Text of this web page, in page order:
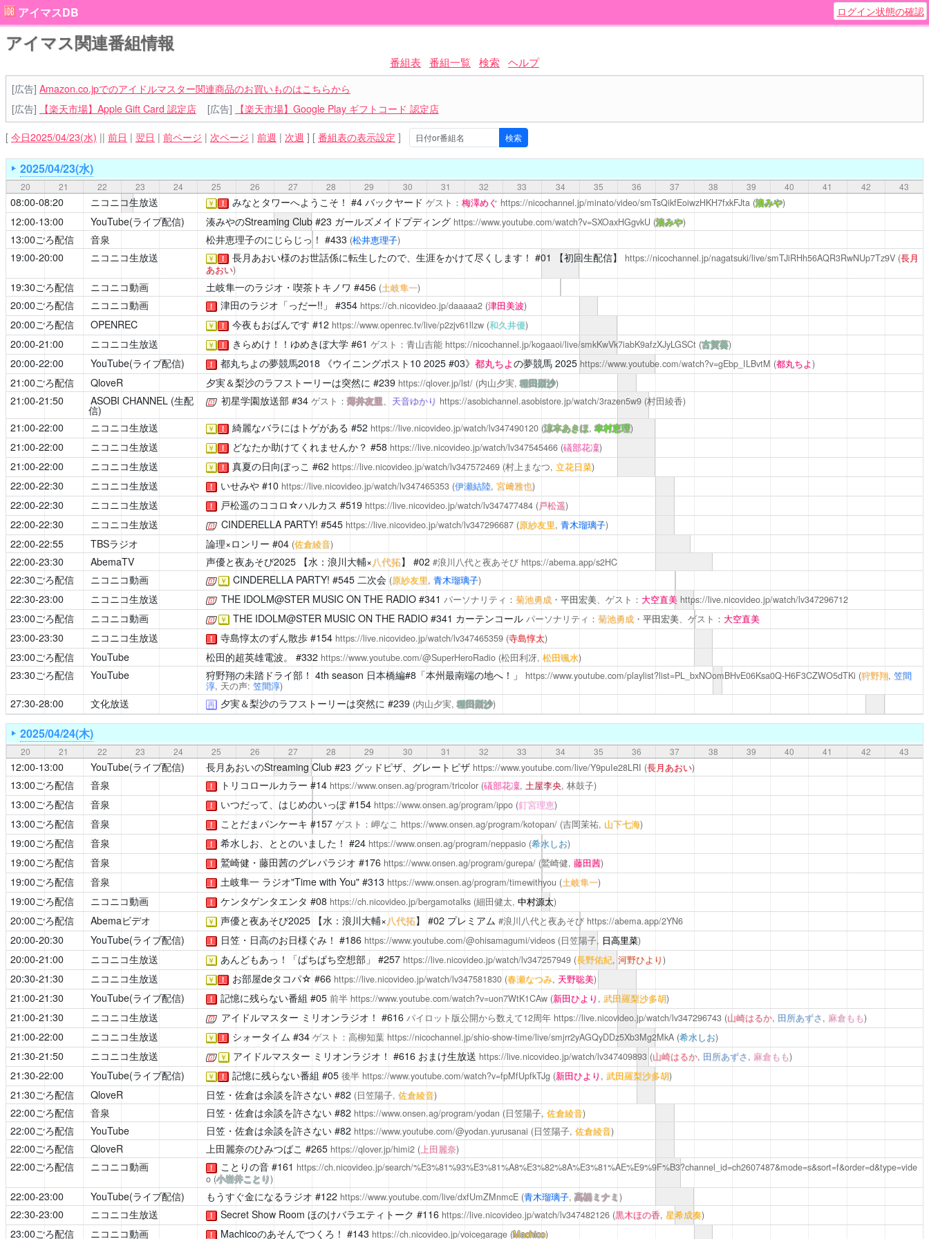
アイマスDB ログイン状態の確認
アイマス関連番組情報
番組表 番組一覧 検索 ヘルプ
[広告] Amazon.co.jpでのアイドルマスター関連商品のお買いものはこちらから
[広告]
【楽天市場】Apple Gift Card 認定店 [広告] 【楽天市場】Google Play ギフトコード 認定店
[ 今日2025/04/23(水) || 前日 | 翌日 | 前ページ | 次ページ | 前週 | 次週 ] [ 番組表の表示設定 ]
2025/04/23(水)
20 21 22 23 24 25 26 27 28 29 30 31 32 33 34 35 36 37 38 39 40 41 42 43
08:00-08:20 ニコニコ生放送 ￥ ！ みなとタワーへようこそ！ #4 バックヤード ゲスト： 梅澤めぐ https://nicochannel.jp/minato/video/smTsQikfEoiwzHKH7fxkFJta (湊みや)
12:00-13:00 YouTube(ライブ配信) 湊みやのStreaming Club#23 ガールズメイドプディング https://www.youtube.com/watch?v=SXOaxHGgvkU (湊みや)
13:00ごろ配信 音泉 松井恵理子のにじらじっ！ #433 (松井恵理子)
19:00-20:00 ニコニコ生放送 ￥ ！ 長月あおい様のお世話係に転生したので、生涯をかけて尽くします！ #01 【初回生配信】 https://nicochannel.jp/nagatsuki/live/smTJiRHh56AQR3RwNUp7Tz9V (長月
あおい)
19:30ごろ配信 ニコニコ動画 土岐隼一のラジオ・喫茶トキノワ #456 (土岐隼一)
20:00ごろ配信 ニコニコ動画 ！ 津田のラジオ「っだー!!」 #354 https://ch.nicovideo.jp/daaaaa2 (津田美波)
20:00ごろ配信 OPENREC ￥ ！ 今夜もおばんです #12 https://www.openrec.tv/live/p2zjv61llzw (和久井優)
20:00-21:00 ニコニコ生放送 ￥ ！ きらめけ！！ゆめきぼ大学#61 ゲスト：青山吉能 https://nicochannel.jp/kogaaoi/live/smkKwVk7iabK9afzXJyLGSCt (古賀葵)
20:00-22:00 YouTube(ライブ配信) ！ 都丸ちよの夢競馬2018《ウイニングポスト10 2025 #03》 都丸ちよの夢競馬 2025 https://www.youtube.com/watch?v=gEbp_ILBvtM (都丸ちよ)
21:00ごろ配信 QloveR 夕実＆梨沙のラフストーリーは突然に #239 https://qlover.jp/lst/ (内山夕実,種田梨沙)
21:00-21:50 ASOBI CHANNEL (生配
信)
[公式] 初星学園放送部#34 ゲスト：薄井友里、 天音ゆかり https://asobichannel.asobistore.jp/watch/3razen5w9 (村田綾香)
21:00-22:00 ニコニコ生放送 ￥ ！ 綺麗なバラにはトゲがある #52 https://live.nicovideo.jp/watch/lv347490120 (涼本あきほ,幸村恵理)
21:00-22:00 ニコニコ生放送 ￥ ！ どなたか助けてくれませんか？ #58 https://live.nicovideo.jp/watch/lv347545466 (礒部花凜)
21:00-22:00 ニコニコ生放送 ￥ ！ 真夏の日向ぼっこ #62 https://live.nicovideo.jp/watch/lv347572469 (村上まなつ, 立花日菜)
22:00-22:30 ニコニコ生放送 ！ いせみや#10 https://live.nicovideo.jp/watch/lv347465353 (伊瀬結陸, 宮﨑雅也)
22:00-22:30 ニコニコ生放送 ！ 戸松遥のココロ☆ハルカス #519 https://live.nicovideo.jp/watch/lv347477484 (戸松遥)
22:00-22:30 ニコニコ生放送
[公式] CINDERELLA PARTY! #545 https://live.nicovideo.jp/watch/lv347296687 (原紗友里, 青木瑠璃子)
22:00-22:55 TBSラジオ 論理×ロンリー #04 (佐倉綾音)
22:00-23:30 AbemaTV 声優と夜あそび2025【水：浪川大輔×八代拓】 #02 #浪川八代と夜あそび https://abema.app/s2HC
22:30ごろ配信 ニコニコ動画
[公式] ￥ CINDERELLA PARTY! #545 二次会 (原紗友里, 青木瑠璃子)
22:30-23:00 ニコニコ生放送
[公式] THE IDOLM@STER MUSIC ON THE RADIO#341 パーソナリティ： 菊池勇成・ 平田宏美、ゲスト： 大空直美 https://live.nicovideo.jp/watch/lv347296712
23:00ごろ配信 ニコニコ動画
[公式] ￥ THE IDOLM@STER MUSIC ON THE RADIO#341 カーテンコール パーソナリティ： 菊池勇成・ 平田宏美、ゲスト： 大空直美
23:00-23:30 ニコニコ生放送 ！ 寺島惇太のずん散歩#154 https://live.nicovideo.jp/watch/lv347465359 (寺島惇太)
23:00ごろ配信 YouTube 松田的超英雄電波。 #332 https://www.youtube.com/@SuperHeroRadio (松田利冴, 松田颯水)
23:30ごろ配信 YouTube 狩野翔の未踏ドライ部！ 4th season 日本橋編#8「本州最南端の地へ！」 https://www.youtube.com/playlist?list=PL_bxNOomBHvE06Ksa0Q-H6F3CZWO5dTKi (狩野翔, 笠間
淳, 天の声: 笠間淳)
27:30-28:00 文化放送 再 夕実＆梨沙のラフストーリーは突然に #239 (内山夕実,種田梨沙)
2025/04/24(木)
20 21 22 23 24 25 26 27 28 29 30 31 32 33 34 35 36 37 38 39 40 41 42 43
12:00-13:00 YouTube(ライブ配信) 長月あおいのStreaming Club#23 グッドピザ、グレートピザ https://www.youtube.com/live/Y9puIe28LRI (長月あおい)
13:00ごろ配信 音泉 ！ トリコロールカラー #14 https://www.onsen.ag/program/tricolor (礒部花凜, 土屋李央, 林鼓子)
13:00ごろ配信 音泉 ！ いつだって、はじめのいっぽ#154 https://www.onsen.ag/program/ippo (釘宮理恵)
13:00ごろ配信 音泉 ！ ことだまパンケーキ #157 ゲスト：岬なこ https://www.onsen.ag/program/kotopan/ (吉岡茉祐, 山下七海)
19:00ごろ配信 音泉 ！ 希水しお、ととのいました！ #24 https://www.onsen.ag/program/neppasio (希水しお)
19:00ごろ配信 音泉 ！ 鷲崎健・藤田茜のグレパラジオ #176 https://www.onsen.ag/program/gurepa/ (鷲崎健, 藤田茜)
19:00ごろ配信 音泉 ！ 土岐隼一 ラジオ"Time with You"#313 https://www.onsen.ag/program/timewithyou (土岐隼一)
19:00ごろ配信 ニコニコ動画 ！ ケンタゲンタエンタ #08 https://ch.nicovideo.jp/bergamotalks (細田健太, 中村源太)
20:00ごろ配信 Abemaビデオ ￥ 声優と夜あそび2025【水：浪川大輔×八代拓】 #02 プレミアム #浪川八代と夜あそび https://abema.app/2YN6
20:00-20:30 YouTube(ライブ配信) ！ 日笠・日高のお日様ぐみ！ #186 https://www.youtube.com/@ohisamagumi/videos (日笠陽子, 日高里菜)
20:00-21:00 ニコニコ生放送 ￥ あんどもあっ！「ぱちぱち空想部」 #257 https://live.nicovideo.jp/watch/lv347257949 (長野佑紀, 河野ひより)
20:30-21:30 ニコニコ生放送 ￥ ！ お部屋deタコパ☆ #66 https://live.nicovideo.jp/watch/lv347581830 (春瀬なつみ, 天野聡美)
21:00-21:30 YouTube(ライブ配信) ！ 記憶に残らない番組 #05 前半 https://www.youtube.com/watch?v=uon7WtK1CAw (新田ひより , 武田羅梨沙多胡)
21:00-21:30 ニコニコ生放送
[公式] アイドルマスター ミリオンラジオ！ #616 パイロット版公開から数えて12周年 https://live.nicovideo.jp/watch/lv347296743 (山崎はるか, 田所あずさ, 麻倉もも)
21:00-22:00 ニコニコ生放送 ￥ ！ シォータイム #34 ゲスト：高柳知葉 https://nicochannel.jp/shio-show-time/live/smjrr2yAGQyDDz5Xb3Mg2MkA (希水しお)
21:30-21:50 ニコニコ生放送
[公式] ￥ アイドルマスター ミリオンラジオ！ #616 おまけ生放送 https://live.nicovideo.jp/watch/lv347409893 (山崎はるか, 田所あずさ, 麻倉もも)
21:30-22:00 YouTube(ライブ配信) ￥ ！ 記憶に残らない番組 #05 後半 https://www.youtube.com/watch?v=fpMfUpfkTJg (新田ひより , 武田羅梨沙多胡)
21:30ごろ配信 QloveR 日笠・佐倉は余談を許さない#82 (日笠陽子, 佐倉綾音)
22:00ごろ配信 音泉 日笠・佐倉は余談を許さない#82 https://www.onsen.ag/program/yodan (日笠陽子, 佐倉綾音)
22:00ごろ配信 YouTube 日笠・佐倉は余談を許さない#82 https://www.youtube.com/@yodan.yurusanai (日笠陽子, 佐倉綾音)
22:00ごろ配信 QloveR 上田麗奈のひみつばこ #265 https://qlover.jp/himi2 (上田麗奈)
22:00ごろ配信 ニコニコ動画 ！ ことりの音#161 https://ch.nicovideo.jp/search/%E3%81%93%E3%81%A8%E3%82%8A%E3%81%AE%E9%9F%B3?channel_id=ch2607487&mode=s&sort=f&order=d&type=vide
o (小岩井ことり)
22:00-23:00 YouTube(ライブ配信) もうすぐ金になるラジオ #122 https://www.youtube.com/live/dxfUmZMnmcE (青木瑠璃子,髙橋ミナミ)
22:30-23:00 ニコニコ生放送 ！ Secret Show Room ほのけバラエティトーク #116 https://live.nicovideo.jp/watch/lv347482126 (黒木ほの香, 星希成奏)
23:00ごろ配信 ニコニコ動画 ！ Machicoのあそんでつくろ！ #143 https://ch.nicovideo.jp/voicegarage (Machico)